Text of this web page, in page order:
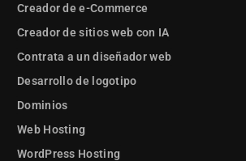
Creador de e-Commerce
Creador de sitios web con IA
Contrata a un diseñador web
Desarrollo de logotipo
Dominios
Web Hosting
WordPress Hosting